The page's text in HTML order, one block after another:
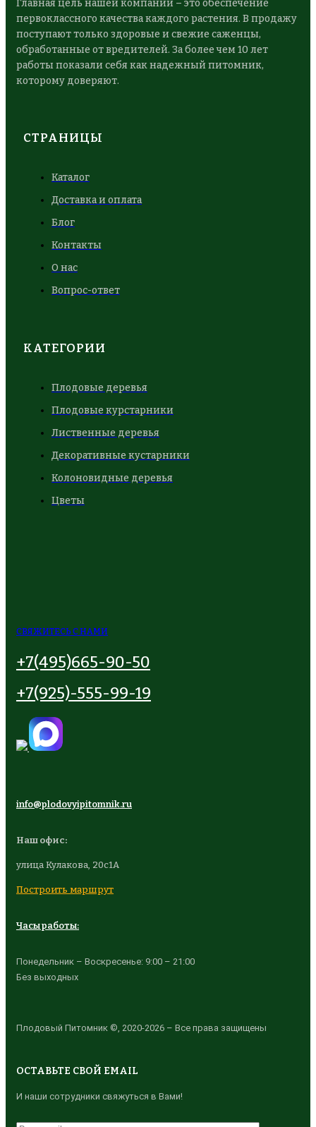
Главная цель нашей компании – это обеспечение
первоклассного качества каждого растения. В продажу
поступают только здоровые и свежие саженцы,
обработанные от вредителей. За более чем 10 лет
работы показали себя как надежный питомник,
которому доверяют.
СТРАНИЦЫ
Каталог
Доставка и оплата
Блог
Контакты
О нас
Вопрос-ответ
КАТЕГОРИИ
Плодовые деревья
Плодовые курстарники
Лиственные деревья
Декоративные кустарники
Колоновидные деревья
Цветы
СВЯЖИТЕСЬ С НАМИ
+7(495)665-90-50
+7(925)-555-99-19
info@plodovyipitomnik.ru
Наш офис:
улица Кулакова, 20с1А
Построить маршрут
Часы работы:
Понедельник – Воскресенье: 9:00 – 21:00
Без выходных
Плодовый Питомник ©, 2020-2026 – Все права защищены
ОСТАВЬТЕ СВОЙ EMAIL
И наши сотрудники свяжуться в Вами!